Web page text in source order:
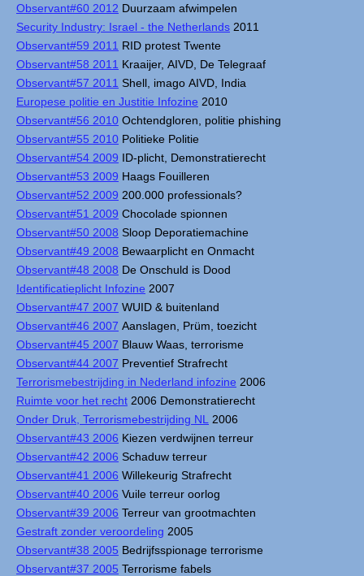
Observant#60 2012 Duurzaam afwimpelen
Security Industry: Israel - the Netherlands 2011
Observant#59 2011 RID protest Twente
Observant#58 2011 Kraaijer, AIVD, De Telegraaf
Observant#57 2011 Shell, imago AIVD, India
Europese politie en Justitie Infozine 2010
Observant#56 2010 Ochtendgloren, politie phishing
Observant#55 2010 Politieke Politie
Observant#54 2009 ID-plicht, Demonstratierecht
Observant#53 2009 Haags Fouilleren
Observant#52 2009 200.000 professionals?
Observant#51 2009 Chocolade spionnen
Observant#50 2008 Sloop Deporatiemachine
Observant#49 2008 Bewaarplicht en Onmacht
Observant#48 2008 De Onschuld is Dood
Identificatieplicht Infozine 2007
Observant#47 2007 WUID & buitenland
Observant#46 2007 Aanslagen, Prüm, toezicht
Observant#45 2007 Blauw Waas, terrorisme
Observant#44 2007 Preventief Strafrecht
Terrorismebestrijding in Nederland infozine 2006
Ruimte voor het recht 2006 Demonstratierecht
Onder Druk, Terrorismebestrijding NL
2006
Observant#43 2006 Kiezen verdwijnen terreur
Observant#42 2006 Schaduw terreur
Observant#41 2006 Willekeurig Strafrecht
Observant#40 2006 Vuile terreur oorlog
Observant#39 2006 Terreur van grootmachten
Gestraft zonder veroordeling 2005
Observant#38 2005 Bedrijfsspionage terrorisme
Observant#37 2005 Terrorisme fabels